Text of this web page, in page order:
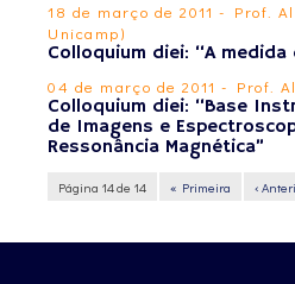
18 de março de 2011 - Prof.
Unicamp)
Colloquium diei: “A
04 de março de 2011 - Prof.
Colloquium diei: “Base
de Imagens e
Ressonância Magnética”
Página 14 de 14 « Primeira ‹